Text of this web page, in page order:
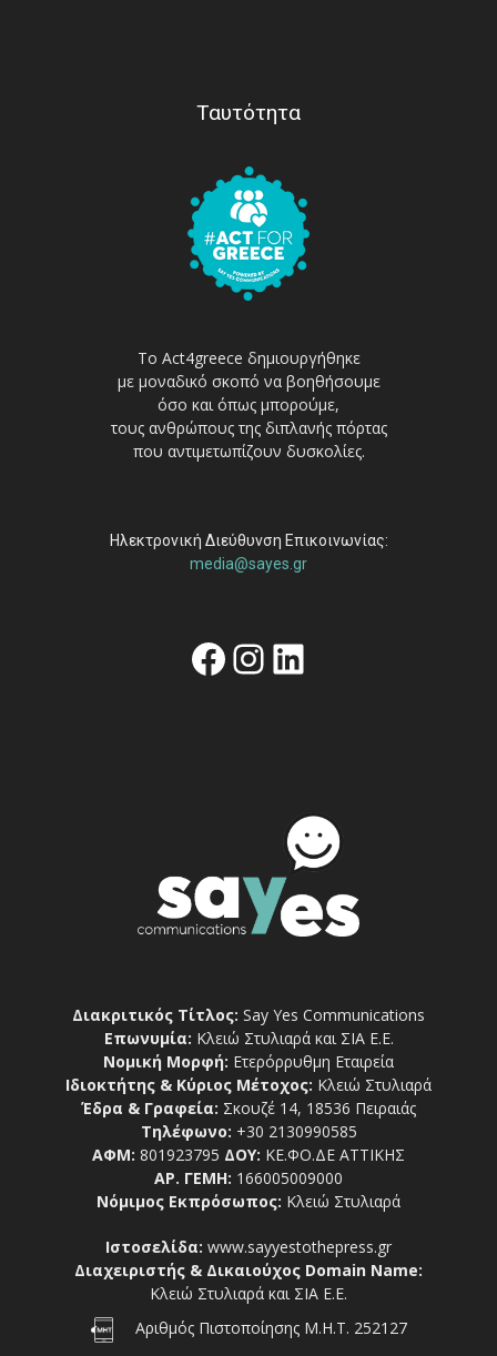
Ταυτότητα
Το Act4greece δημιουργήθηκε
με μοναδικό σκοπό να βοηθήσουμε
όσο και όπως μπορούμε,
τους ανθρώπους της διπλανής πόρτας
που αντιμετωπίζουν δυσκολίες.
Ηλεκτρονική Διεύθυνση Επικοινωνίας:
media@sayes.gr
Facebook
Instagram
Linkedin
Διακριτικός Τίτλος: Say Yes Communications
Επωνυμία: Κλειώ Στυλιαρά και ΣΙΑ Ε.Ε.
Νομική Μορφή: Ετερόρρυθμη Εταιρεία
Ιδιοκτήτης & Κύριος Μέτοχος: Κλειώ Στυλιαρά
Έδρα & Γραφεία: Σκουζέ 14, 18536 Πειραιάς
Τηλέφωνο: +30 2130990585
ΑΦΜ: 801923795 ΔΟΥ: ΚΕ.ΦΟ.ΔΕ ΑΤΤΙΚΗΣ
ΑΡ. ΓΕΜΗ: 166005009000
Νόμιμος Εκπρόσωπος: Κλειώ Στυλιαρά
Ιστοσελίδα: www.sayyestothepress.gr
Διαχειριστής & Δικαιούχος Domain Name:
Κλειώ Στυλιαρά και ΣΙΑ Ε.Ε.
Αριθμός Πιστοποίησης Μ.Η.Τ. 252127